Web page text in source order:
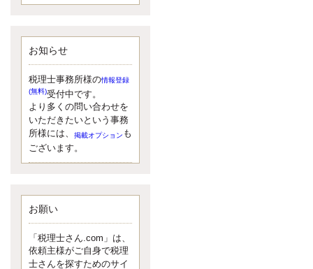
---------------------
湘南のぽっちゃり女性税理士
松村文子と湘南ＢＵ
また最近、税理士試験のご相談を受
けることおおくなりました。受験申
し込み受け付け開始になるからです
ね。勉強したが、中途半端なので、
受験が無駄に思っている人もいるよ
うです。まず、私ならダメと思う前
に、全力で勝負してみたいです！
更新:2017年5月1日(神奈川県藤沢市)
---------------------
イクメン税理士による税金ブ
ログです。
なくて七クセ 目は口ほどにモノを言
う 色んなことわざがありますが、無
意識に出ている身体のサイン。 心理
学では、ちゃんと意味があるようで
お知らせ
税理士事務所様の情報登録
(無料)受付中です。
より多くの問い合わせを
いただきたいという事務
所様には、
掲載オプション も
ございます。
お願い
「税理士さん.com」は、
依頼主様がご自身で税理
士さんを探すためのサイ